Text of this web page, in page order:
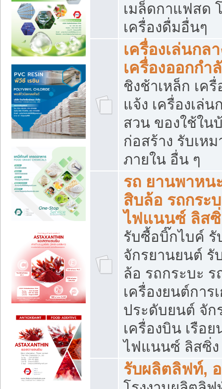
เมล็ดกาแฟสด
เครื่องดื่มอื่นๆ
เครื่องเล่นกล
เครื่องออกกำ
ชิงช้าเหล็ก เค
แจ้ง เครื่องเล่น
สวน ของใช้ใน
ก่อสร้าง รับเห
ภายใน อื่น ๆ
รถ ยานพาหน
สิบล้อ รถกระ
ไฟแนนซ์ ลิส
รับซื้อบิ๊กไบค์
จักรยานยนต์ รั
ล้อ รถกระบะ
เครื่องยนต์การ
ประดับยนต์ จัก
เครื่องบิน เรือ
ไฟแนนซ์ ลิสซิ่ง
รับผลิตลิฟท์,